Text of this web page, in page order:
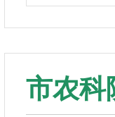
市农科